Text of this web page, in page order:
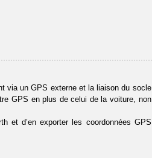
via un GPS externe et la liaison du socle
GPS en plus de celui de la voiture, non
et d’en exporter les coordonnées GPS